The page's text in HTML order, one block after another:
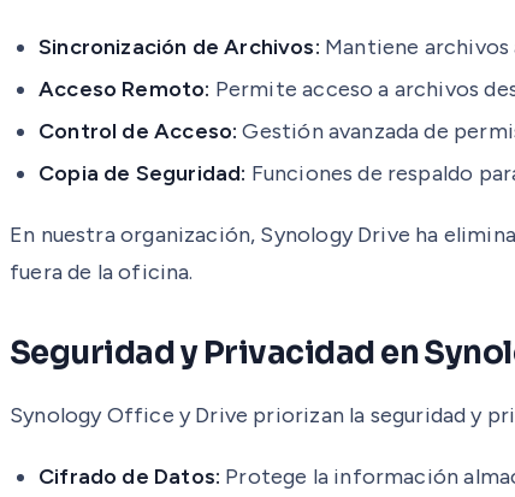
Sincronización de Archivos: Mantiene
Acceso Remoto: Permite acceso a archivos
Control de Acceso: Gestión avanzada de
Copia de Seguridad: Funciones de respaldo
En nuestra organización, Synology Drive ha
fuera de la oficina.
Seguridad y Privacidad en
Synology Office y Drive priorizan la seguridad y
Cifrado de Datos: Protege la información